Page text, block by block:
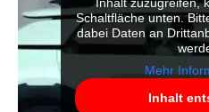
Schaltfläche unten.
dabei Daten an
Mehr
Inhalt